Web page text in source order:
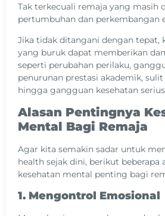
Tak terkecuali remaja yang masih
pertumbuhan dan perkembangan
Jika tidak ditangani dengan tepat,
yang buruk dapat memberikan
seperti perubahan perilaku,
penurunan prestasi akademik, sulit
hingga gangguan kesehatan
Alasan Pentingnya
Mental Bagi Remaja
Agar kita semakin sadar untuk
health sejak dini, berikut beberapa
kesehatan mental penting bagi
1. Mengontrol Emosional